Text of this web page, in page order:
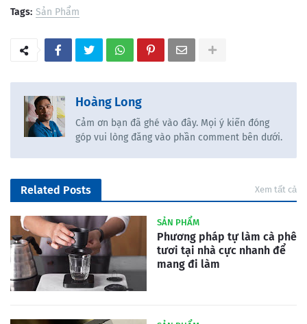
Tags: Sản Phẩm
Hoàng Long
Cảm ơn bạn đã ghé vào đây. Mọi ý kiến đóng
góp vui lòng đăng vào phần comment bên dưới.
Related Posts Xem tất cả
SẢN PHẨM
Phương pháp tự làm cà phê
tươi tại nhà cực nhanh để
mang đi làm